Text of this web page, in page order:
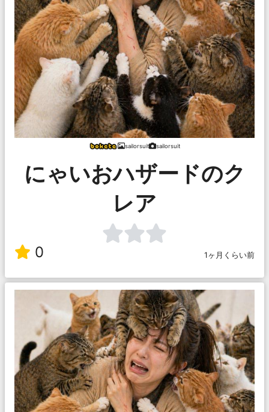
sailorsuit sailorsuit
にゃいおハザードのク
レア
0 1ヶ月くらい前